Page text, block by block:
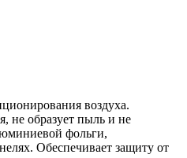
воздуха.
не образует пыль и не
фольги,
Обеспечивает защиту от